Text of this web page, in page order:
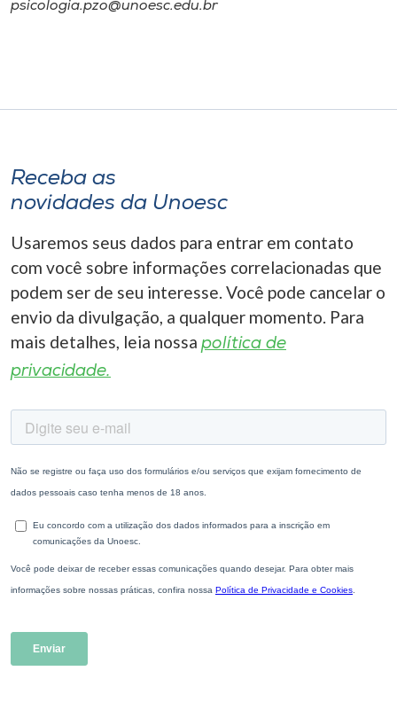
psicologia.pzo@unoesc.edu.br
Receba as
novidades da Unoesc
Usaremos seus dados para entrar em contato
com você sobre informações correlacionadas que
podem ser de seu interesse. Você pode cancelar o
envio da divulgação, a qualquer momento. Para
mais detalhes, leia nossa política de
privacidade.